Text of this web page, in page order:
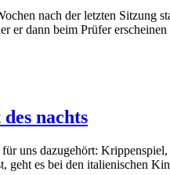
nach der letzten
er dann beim Prüfer
nachts
uns dazugehört:
geht es bei den italienischen